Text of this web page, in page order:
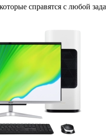
справятся с любой